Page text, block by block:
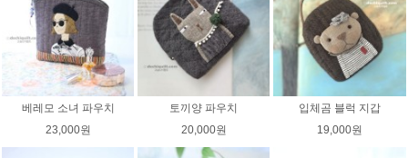
베레모 소녀 파우치
23,000원
토끼양 파우치
20,000원
입체곰 블럭 지갑
19,000원